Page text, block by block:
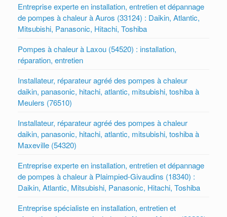
Entreprise experte en installation, entretien et dépannage
de pompes à chaleur à Auros (33124) : Daikin, Atlantic,
Mitsubishi, Panasonic, Hitachi, Toshiba
Pompes à chaleur à Laxou (54520) : installation,
réparation, entretien
Installateur, réparateur agréé des pompes à chaleur
daikin, panasonic, hitachi, atlantic, mitsubishi, toshiba à
Meulers (76510)
Installateur, réparateur agréé des pompes à chaleur
daikin, panasonic, hitachi, atlantic, mitsubishi, toshiba à
Maxeville (54320)
Entreprise experte en installation, entretien et dépannage
de pompes à chaleur à Plaimpied-Givaudins (18340) :
Daikin, Atlantic, Mitsubishi, Panasonic, Hitachi, Toshiba
Entreprise spécialiste en installation, entretien et